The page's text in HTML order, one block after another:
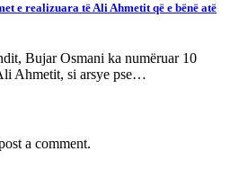
e realizuara të Ali Ahmetit që e bënë atë
Bujar Osmani ka numëruar 10
Ahmetit, si arsye pse…
a comment.